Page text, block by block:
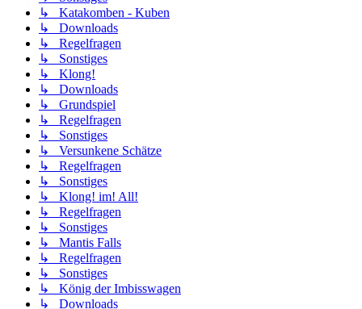
↳ Katakomben - Kuben
↳ Downloads
↳ Regelfragen
↳ Sonstiges
↳ Klong!
↳ Downloads
↳ Grundspiel
↳ Regelfragen
↳ Sonstiges
↳ Versunkene Schätze
↳ Regelfragen
↳ Sonstiges
↳ Klong! im! All!
↳ Regelfragen
↳ Sonstiges
↳ Mantis Falls
↳ Regelfragen
↳ Sonstiges
↳ König der Imbisswagen
↳ Downloads